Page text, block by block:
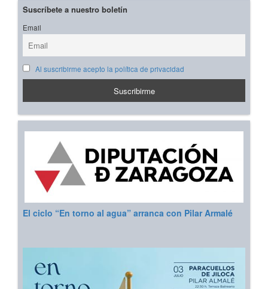
Suscríbete a nuestro boletín
Email
Al suscribirme acepto la política de privacidad
El ciclo “En torno al agua” arranca con Pilar Armalé